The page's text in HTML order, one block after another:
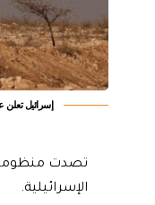
إسرائيل
تصدت منظومة
الإسرائيلية.